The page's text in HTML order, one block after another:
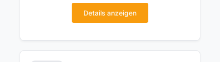
Details anzeigen